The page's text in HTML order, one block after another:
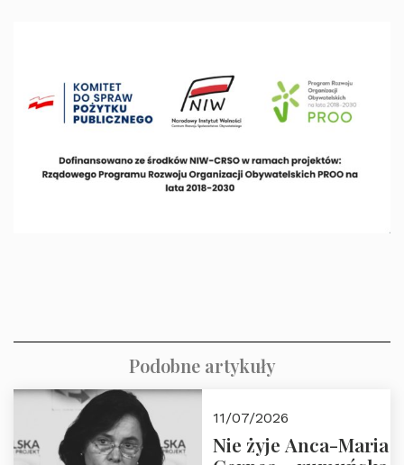
Podobne artykuły
11/07/2026
Nie żyje Anca-Maria